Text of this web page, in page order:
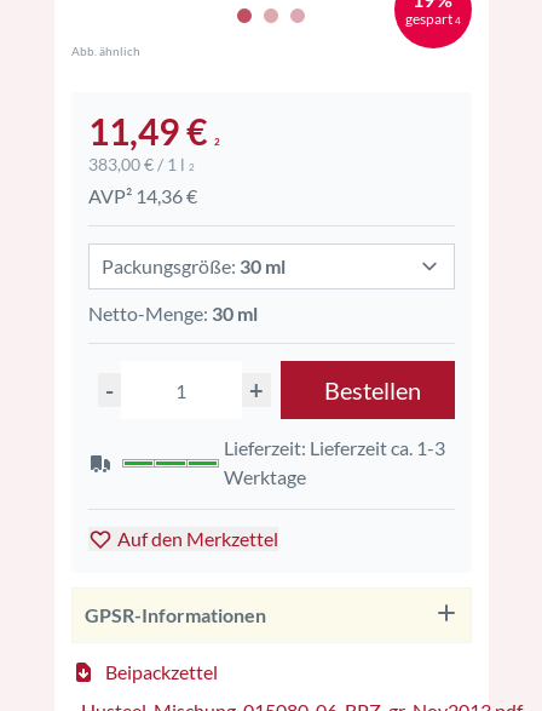
gespart 4
Abb. ähnlich
11,49 € 2
383,00 € / 1 l 2
AVP² 14,36 €
Packungsgröße: 30 ml
Netto-Menge: 30 ml
- + Bestellen
Lieferzeit: Lieferzeit ca. 1-3
Werktage
Auf den Merkzettel
GPSR-Informationen
Beipackzettel